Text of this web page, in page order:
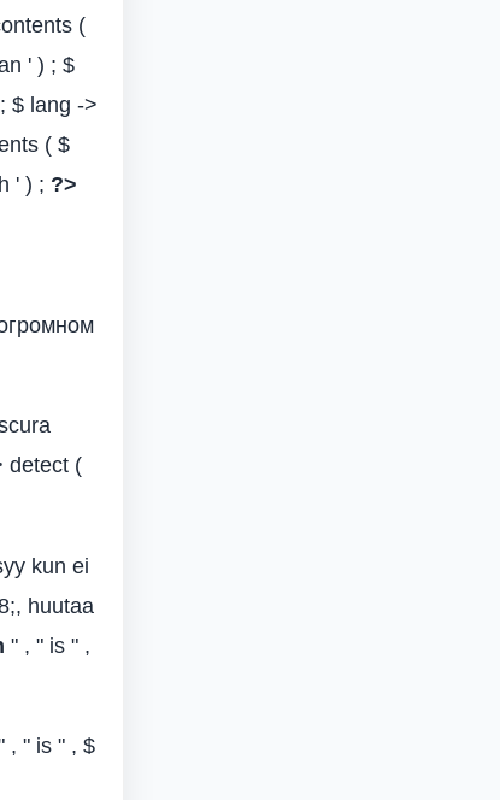
(
' ) ; $
$ lang ->
( $
' ) ; ?>
detect (
kun ei
huutaa
" , " is " ,
, " is " , $